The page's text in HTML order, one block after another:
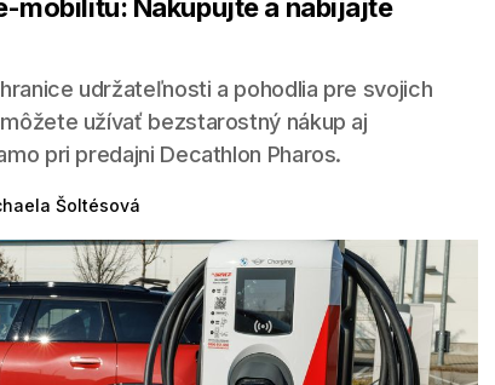
mobilitu: Nakupujte a nabíjajte
udržateľnosti a pohodlia pre svojich
užívať bezstarostný nákup aj
pri predajni Decathlon Pharos.
Šoltésová